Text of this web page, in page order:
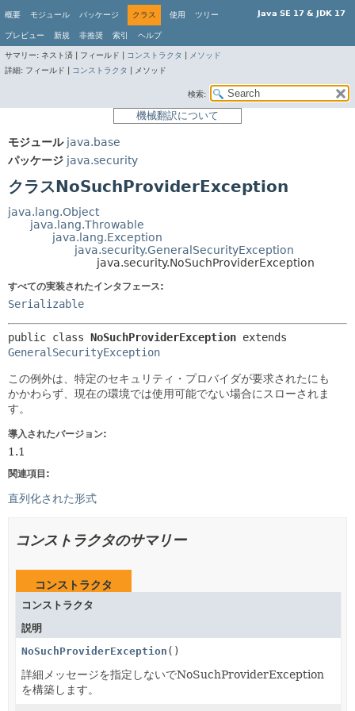
Java SE 17 & JDK 17
概要 モジュール パッケージ クラス 使用 ツリー
プレビュー 新規 非推奨 索引 ヘルプ
サマリー: ネスト済 | フィールド | コンストラクタ
メソッド
詳細: フィールド | コンストラクタ メソッド
検索:
機械翻訳について
モジュール java.base
パッケージ java.security
クラスNoSuchProviderException
java.lang.Object
java.lang.Throwable
java.lang.Exception
java.security.GeneralSecurityException
java.security.NoSuchProviderException
すべての実装されたインタフェース:
Serializable
public class NoSuchProviderException
GeneralSecurityException
この例外は、特定のセキュリティ・プロバイダが要求されたにも
かかわらず、現在の環境では使用可能でない場合にスローされま
す。
導入されたバージョン:
1.1
関連項目:
直列化された形式
コンストラクタのサマリー
コンストラクタ
コンストラクタ
説明
NoSuchProviderException ()
詳細メッセージを指定しないでNoSuchProviderException
を構築します。